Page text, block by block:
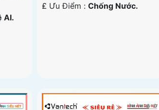
AI.
️₤ Ưu Điểm :Chống Nước.